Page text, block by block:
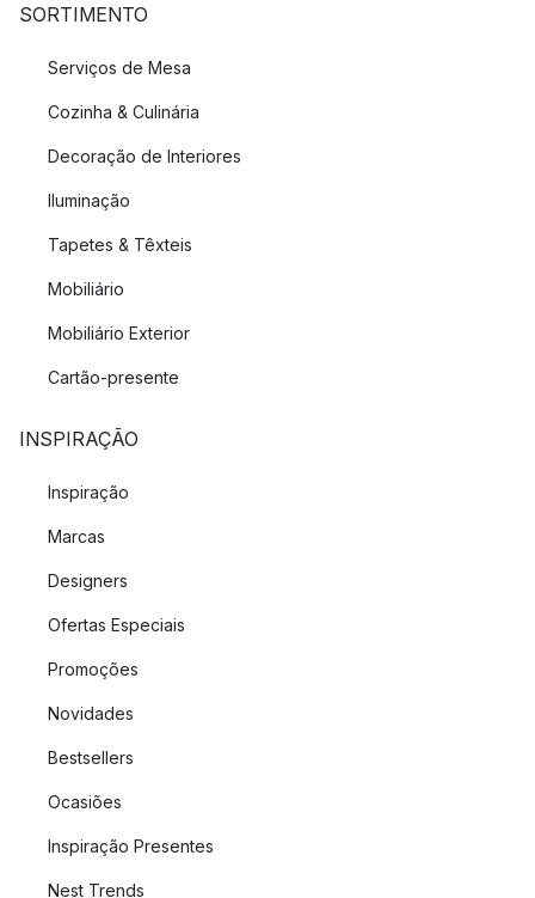
SORTIMENTO
Serviços de Mesa
Cozinha & Culinária
Decoração de Interiores
Iluminação
Tapetes & Têxteis
Mobiliário
Mobiliário Exterior
Cartão-presente
INSPIRAÇÃO
Inspiração
Marcas
Designers
Ofertas Especiais
Promoções
Novidades
Bestsellers
Ocasiões
Inspiração Presentes
Nest Trends